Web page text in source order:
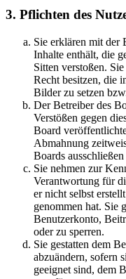
3. Pflichten des
Sie erklären mit der
Inhalte enthält, die
Sitten verstoßen.
Recht besitzen, die
Bilder zu setzen
Der Betreiber des
Verstößen gegen
Board
Abmahnung
Boards
Sie nehmen zur
Verantwortung für
er nicht selbst
genommen hat. Sie
Benutzerkonto,
oder zu sperren.
Sie gestatten dem
abzuändern, sofern
geeignet sind, dem